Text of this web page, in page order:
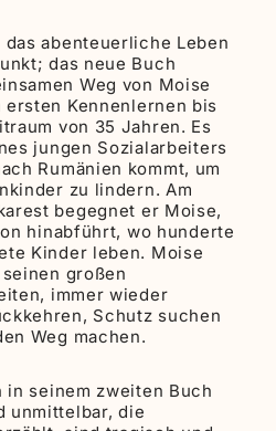
das abenteuerliche Leben
das neue Buch
Weg von Moise
ersten Kennenlernen bis
von 35 Jahren. Es
jungen Sozialarbeiters
Rumänien kommt, um
zu lindern. Am
begegnet er Moise,
hinabführt, wo hunderte
Kinder leben. Moise
großen
immer wieder
Schutz suchen
Weg machen.
seinem zweiten Buch
unmittelbar, die